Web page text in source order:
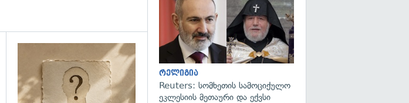
რელიგია
Reuters: სომხეთის სამოციქულო
ეკლესიის მეთაური და ექვსი